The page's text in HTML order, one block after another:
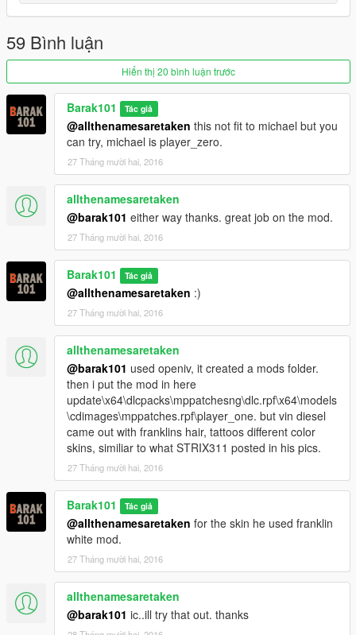
59 Bình luận
Hiển thị 20 bình luận trước
Barak101 Tác giả
@allthenamesaretaken this not fit to michael but you
can try, michael is player_zero.
27 Tháng mười hai, 2016
allthenamesaretaken
@barak101 either way thanks. great job on the mod.
27 Tháng mười hai, 2016
Barak101 Tác giả
@allthenamesaretaken :)
27 Tháng mười hai, 2016
allthenamesaretaken
@barak101 used openiv, it created a mods folder.
then i put the mod in here
update\x64\dlcpacks\mppatchesng\dlc.rpf\x64\models
\cdimages\mppatches.rpf\player_one. but vin diesel
came out with franklins hair, tattoos different color
skins, similiar to what STRIX311 posted in his pics.
27 Tháng mười hai, 2016
Barak101 Tác giả
@allthenamesaretaken for the skin he used franklin
white mod.
27 Tháng mười hai, 2016
allthenamesaretaken
@barak101 ic..ill try that out. thanks